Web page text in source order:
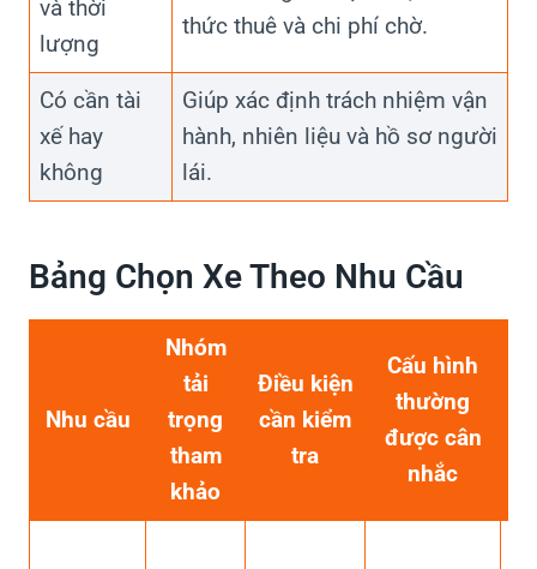
và thời
lượng
thức thuê và chi phí chờ.
Có cần tài
xế hay
không
Giúp xác định trách nhiệm vận
hành, nhiên liệu và hồ sơ người
lái.
Bảng Chọn Xe Theo Nhu Cầu
Nhu cầu
Nhóm
tải
trọng
tham
khảo
Điều kiện
cần kiểm
tra
Cấu hình
thường
được cân
nhắc